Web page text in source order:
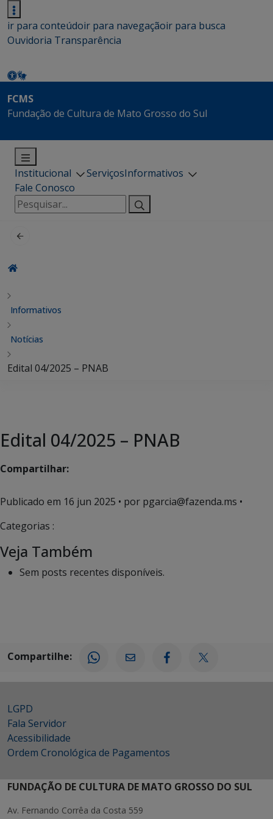
ir para conteúdoir para navegaçãoir para busca
Ouvidoria Transparência
FCMS
Fundação de Cultura de Mato Grosso do Sul
Institucional ServiçosInformativos
Fale Conosco
Pesquisar
por:
Informativos
Notícias
Edital 04/2025 – PNAB
Edital 04/2025 – PNAB
Compartilhar:
Publicado em 16 jun 2025 • por pgarcia@fazenda.ms •
Categorias :
Veja Também
Sem posts recentes disponíveis.
Compartilhe:
LGPD
Fala Servidor
Acessibilidade
Ordem Cronológica de Pagamentos
FUNDAÇÃO DE CULTURA DE MATO GROSSO DO SUL
Av. Fernando Corrêa da Costa 559